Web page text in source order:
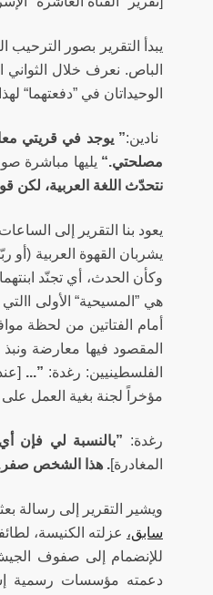
يبدأ التقرير بصور
الباص. نعرف خلال الثواني
الوحيداتان في ”دفعتهما“
نادين:” يوجد في قريتي
مصلحتي.“ يليها مباشرة
نتحدّث اللغة العربية، لكن
يعود بنا التقرير إلى
يشربان القهوة العربية
وكأن الحدث، أي تجنّد
هي ”المسيحية“ الأولى
أمام الفتاتين من لحظة
المقصود فيها معارضة
الفلسطينيين: رغدة: ”...
مؤخراً لجنة بغية العمل على
رغدة: ”بالنسبة لي فإن
المغادرة]. هذا الشخص
ويشير التقرير إلى رسالة
سابق، عزلته الكنيسة،
للإنضمام إلى صفوف
دعمته مؤسسات رسمية